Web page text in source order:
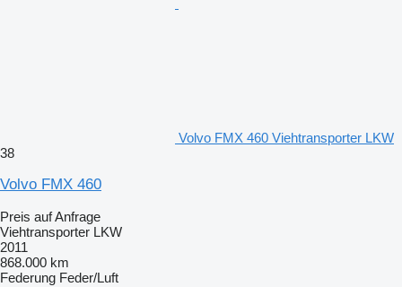
Volvo FMX 460 Viehtransporter LKW
38
Volvo FMX 460
Preis auf Anfrage
Viehtransporter LKW
2011
868.000 km
Federung Feder/Luft